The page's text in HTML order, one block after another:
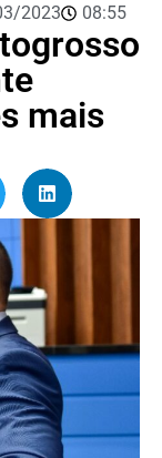
2023 08:55
mais